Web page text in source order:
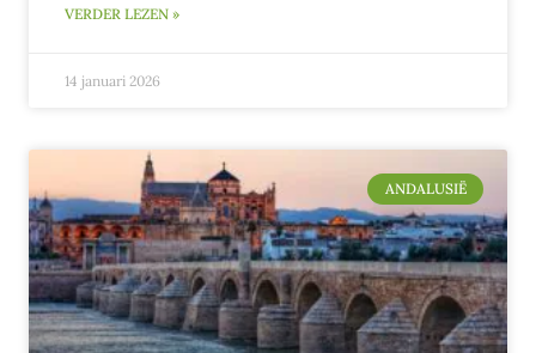
VERDER LEZEN »
14 januari 2026
ANDALUSIË